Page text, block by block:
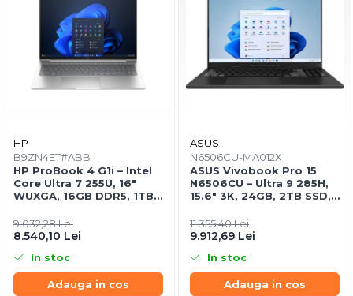
Suporturi TV Perete
Boxe PC & Soundbar
Boxe Wireless & Portabile
Camere Foto & Sisteme Optice
Caști & Microfoane
Caști Business
Căști Gaming & Consumer
Microfoane & Reportofoane
Display & signage
Ecrane Touchscreen Digital
Signage
HP
B9ZN4ET#ABB
HP ProBook 4 G1i – Intel
Core Ultra 7 255U, 16"
WUXGA, 16GB DDR5, 1TB
3YW
9.032,28 Lei
8.540,10 Lei
In stoc
Adauga in cos
ASUS
N6506CU-MA012X
ASUS Vivobook Pro 15
N6506CU – Ultra 9 285H,
15.6" 3K, 24GB, 2TB SSD,
11.355,40 Lei
9.912,69 Lei
In stoc
Adauga in cos